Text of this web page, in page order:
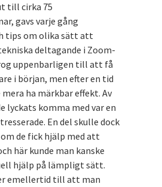
till cirka 75
gavs varje gång
tips om olika sätt att
deltagande i Zoom-
uppenbarligen till att få
i början, men efter en tid
ha märkbar effekt. Av
lyckats komma med var en
En del skulle dock
de fick hjälp med att
här kunde man kanske
hjälp på lämpligt sätt.
emellertid till att man